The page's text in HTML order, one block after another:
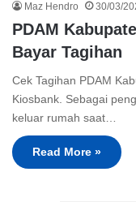
Maz Hendro 30/03/
PDAM
Bayar Tagihan
Cek Tagihan PDAM
Kiosbank. Sebagai
keluar rumah saat…
Read More »